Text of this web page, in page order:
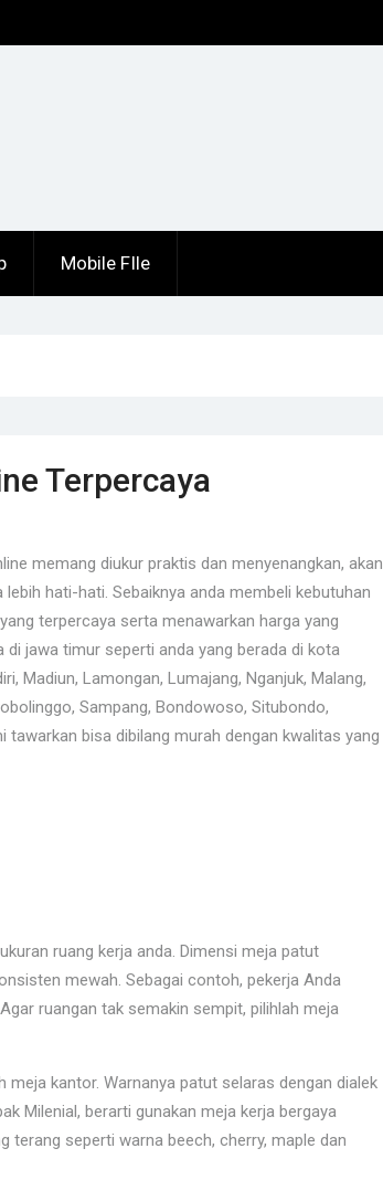
Mobile FIle
Terpercaya
memang diukur praktis dan menyenangkan, akan
hati-hati. Sebaiknya anda membeli kebutuhan
terpercaya serta menawarkan harga yang
jawa timur seperti anda yang berada di kota
Madiun, Lamongan, Lumajang, Nganjuk, Malang,
Sampang, Bondowoso, Situbondo,
tawarkan bisa dibilang murah dengan kwalitas yang
ruang kerja anda. Dimensi meja patut
mewah. Sebagai contoh, pekerja Anda
ruangan tak semakin sempit, pilihlah meja
kantor. Warnanya patut selaras dengan dialek
Milenial, berarti gunakan meja kerja bergaya
terang seperti warna beech, cherry, maple dan